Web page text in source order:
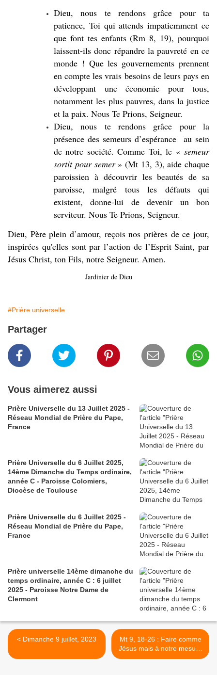
Dieu, nous te rendons grâce pour ta
patience, Toi qui attends impatiemment ce
que font tes enfants (Rm 8, 19), pourquoi
laissent-ils donc répandre la pauvreté en ce
monde ! Que les gouvernements prennent
en compte les vrais besoins de leurs pays en
développant une économie pour tous,
notamment les plus pauvres, dans la justice
et la paix. Nous Te Prions, Seigneur.
Dieu, nous te rendons grâce pour la
présence des semeurs d’espérance au sein
de notre société. Comme Toi, le « semeur
sortit pour semer» (Mt 13, 3), aide chaque
paroissien à découvrir les beautés de sa
paroisse, malgré tous les défauts qui
existent, donne-lui de devenir un bon
serviteur. Nous Te Prions, Seigneur.
Dieu, Père plein d’amour, reçois nos prières de ce jour,
inspirées qu'elles sont par l’action de l’Esprit Saint, par
Jésus Christ, ton Fils, notre Seigneur. Amen.
Jardinier de Dieu
#Prière universelle
Partager
Vous aimerez aussi
Prière Universelle du 13 Juillet 2025 -
Réseau Mondial de Prière du Pape,
France
Prière Universelle du 6 Juillet 2025,
14ème Dimanche du Temps ordinaire,
année C - Paroisse Colomiers,
Diocèse de Toulouse
Prière Universelle du 6 Juillet 2025 -
Réseau Mondial de Prière du Pape,
France
Prière universelle 14ème dimanche du
temps ordinaire, année C : 6 juillet
2025 - Paroisse Notre Dame de
Clermont
< Dimanche 9 juillet, 2023
Mt 9, 18-26 : Faire comme
Jésus mais à notre mesure
>